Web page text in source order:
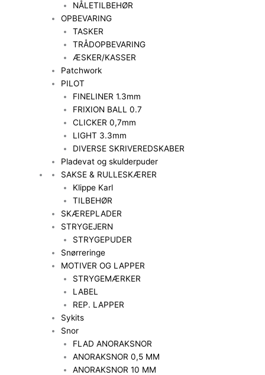
NÅLETILBEHØR
OPBEVARING
TASKER
TRÅDOPBEVARING
ÆSKER/KASSER
Patchwork
PILOT
FINELINER 1.3mm
FRIXION BALL 0.7
CLICKER 0,7mm
LIGHT 3.3mm
DIVERSE SKRIVEREDSKABER
Pladevat og skulderpuder
SAKSE & RULLESKÆRER
Klippe Karl
TILBEHØR
SKÆREPLADER
STRYGEJERN
STRYGEPUDER
Snørreringe
MOTIVER OG LAPPER
STRYGEMÆRKER
LABEL
REP. LAPPER
Sykits
Snor
FLAD ANORAKSNOR
ANORAKSNOR 0,5 MM
ANORAKSNOR 10 MM